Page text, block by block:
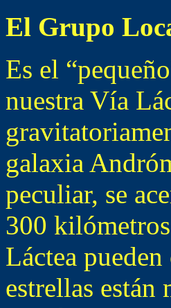
El Grupo
Es el
nuestra Vía
galaxia
peculiar, se
300
Láctea
estrellas están